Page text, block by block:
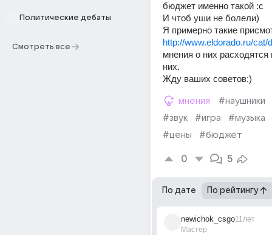
Политические дебаты
Смотреть все
бюджет именно такой :с
И чтоб уши не болели)
Я примерно такие
http://www.eldorado.ru/cat/
мнения о них расходятся
них.
Жду ваших советов:)
мнения
#наушники
#звук
#игра
#музыка
#цены
#бюджет
0 5
По дате По рейтингу
newichok_csgo
Мастер
11лет